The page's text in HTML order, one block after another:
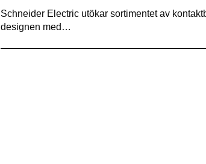
Schneider Electric utökar sortimentet av
designen med…